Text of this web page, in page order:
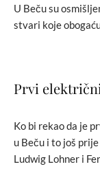
U Beču su
stvari koje
Prvi
Ko bi rekao da je
u Beču i to još
Ludwig Lohner i